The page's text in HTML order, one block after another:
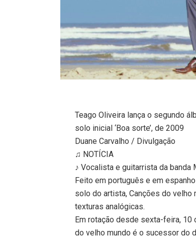
Teago Oliveira lança o segundo
solo inicial ‘Boa sorte’, de 2009
Duane Carvalho / Divulgação
♫ NOTÍCIA
♪ Vocalista e guitarrista da banda
Feito em português e em
solo do artista, Canções do
texturas analógicas.
Em rotação desde sexta-feira, 10
do velho mundo é o sucessor do